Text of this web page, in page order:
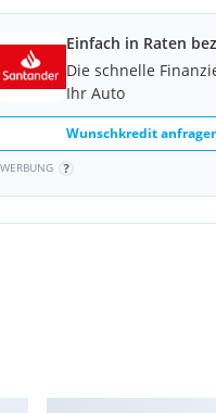
Einfach in Raten
Die schnelle
Ihr Auto
Wunschkredit
WERBUNG